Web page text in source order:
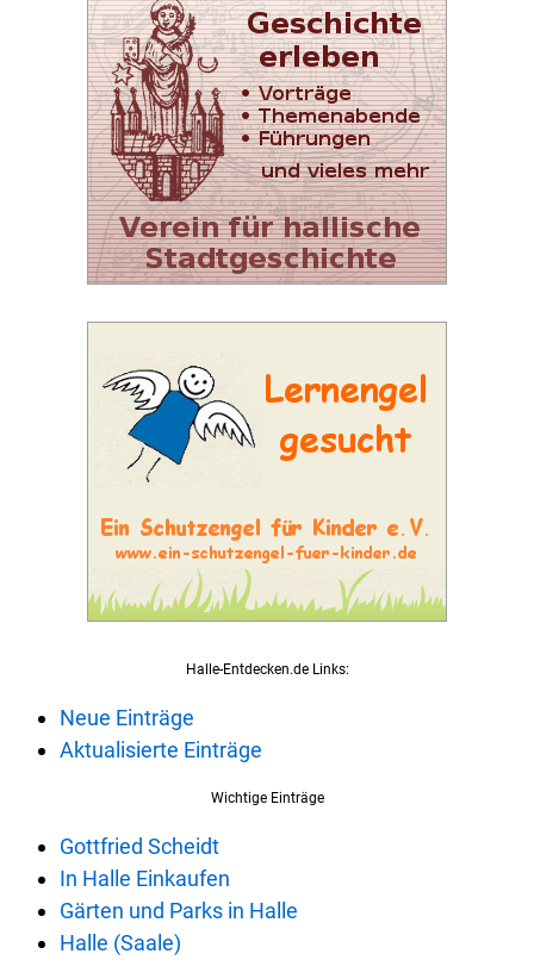
Halle-Entdecken.de Links:
Neue Einträge
Aktualisierte Einträge
Wichtige Einträge
Gottfried Scheidt
In Halle Einkaufen
Gärten und Parks in Halle
Halle (Saale)